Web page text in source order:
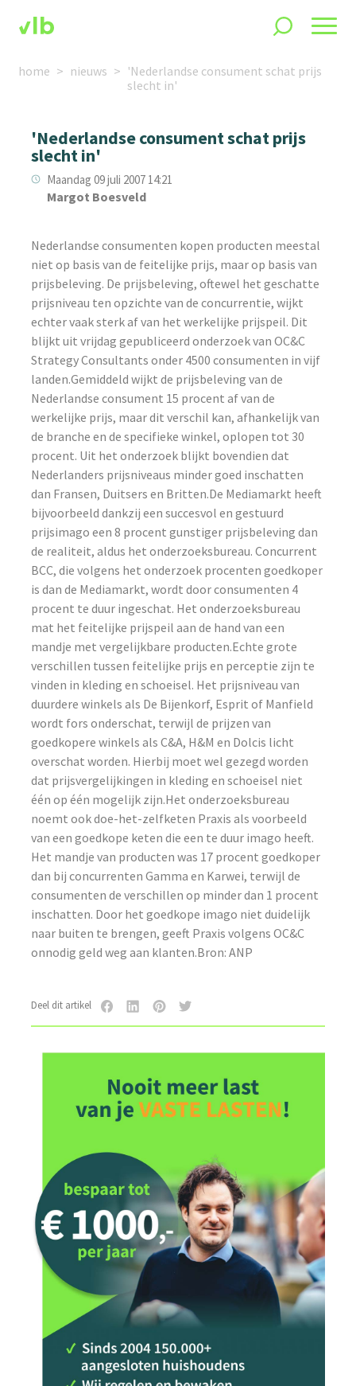
home nieuws
'Nederlandse consument schat prijs
slecht in'
'Nederlandse consument schat prijs
slecht in'
Maandag 09 juli 2007 14:21
Margot Boesveld
Nederlandse consumenten kopen producten meestal
niet op basis van de feitelijke prijs, maar op basis van
prijsbeleving. De prijsbeleving, oftewel het geschatte
prijsniveau ten opzichte van de concurrentie, wijkt
echter vaak sterk af van het werkelijke prijspeil. Dit
blijkt uit vrijdag gepubliceerd onderzoek van OC&C
Strategy Consultants onder 4500 consumenten in vijf
landen.Gemiddeld wijkt de prijsbeleving van de
Nederlandse consument 15 procent af van de
werkelijke prijs, maar dit verschil kan, afhankelijk van
de branche en de specifieke winkel, oplopen tot 30
procent. Uit het onderzoek blijkt bovendien dat
Nederlanders prijsniveaus minder goed inschatten
dan Fransen, Duitsers en Britten.De Mediamarkt heeft
bijvoorbeeld dankzij een succesvol en gestuurd
prijsimago een 8 procent gunstiger prijsbeleving dan
de realiteit, aldus het onderzoeksbureau. Concurrent
BCC, die volgens het onderzoek procenten goedkoper
is dan de Mediamarkt, wordt door consumenten 4
procent te duur ingeschat. Het onderzoeksbureau
mat het feitelijke prijspeil aan de hand van een
mandje met vergelijkbare producten.Echte grote
verschillen tussen feitelijke prijs en perceptie zijn te
vinden in kleding en schoeisel. Het prijsniveau van
duurdere winkels als De Bijenkorf, Esprit of Manfield
wordt fors onderschat, terwijl de prijzen van
goedkopere winkels als C&A, H&M en Dolcis licht
overschat worden. Hierbij moet wel gezegd worden
dat prijsvergelijkingen in kleding en schoeisel niet
één op één mogelijk zijn.Het onderzoeksbureau
noemt ook doe-het-zelfketen Praxis als voorbeeld
van een goedkope keten die een te duur imago heeft.
Het mandje van producten was 17 procent goedkoper
dan bij concurrenten Gamma en Karwei, terwijl de
consumenten de verschillen op minder dan 1 procent
inschatten. Door het goedkope imago niet duidelijk
naar buiten te brengen, geeft Praxis volgens OC&C
onnodig geld weg aan klanten.Bron: ANP
Deel dit artikel